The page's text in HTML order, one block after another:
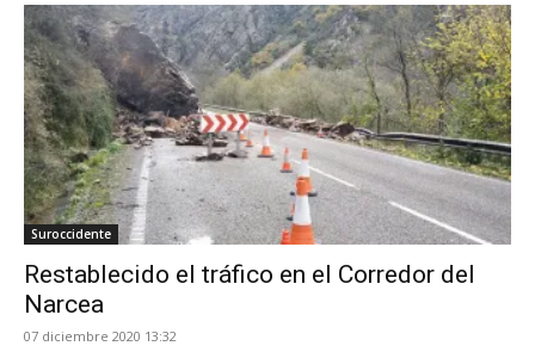
Suroccidente
Restablecido el tráfico en el Corredor del
Narcea
07 diciembre 2020 13:32